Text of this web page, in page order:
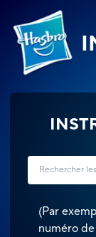
(Par
numéro